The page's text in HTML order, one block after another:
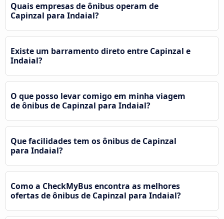
Quais empresas de ônibus operam de
Capinzal para Indaial?
Existe um barramento direto entre Capinzal e
Indaial?
O que posso levar comigo em minha viagem
de ônibus de Capinzal para Indaial?
Que facilidades tem os ônibus de Capinzal
para Indaial?
Como a CheckMyBus encontra as melhores
ofertas de ônibus de Capinzal para Indaial?